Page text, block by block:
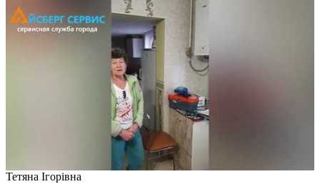
Тетяна Ігорівна